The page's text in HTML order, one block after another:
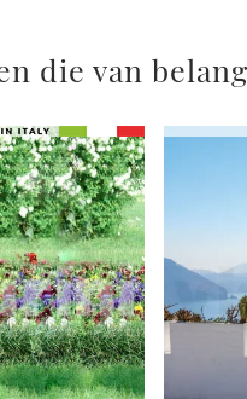
die van